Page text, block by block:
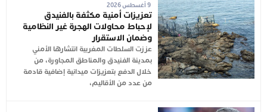
9 أغسطس 2026
تعزيزات أمنية مكثفة بالفنيدق
لإحباط محاولات الهجرة غير النظامية
وضمان الاستقرار
عززت السلطات المغربية انتشارها الأمني
بمدينة الفنيدق والمناطق المجاورة، من
خلال الدفع بتعزيزات ميدانية إضافية قادمة
من عدد من الأقاليم،